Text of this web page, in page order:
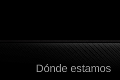
Dónde estamos